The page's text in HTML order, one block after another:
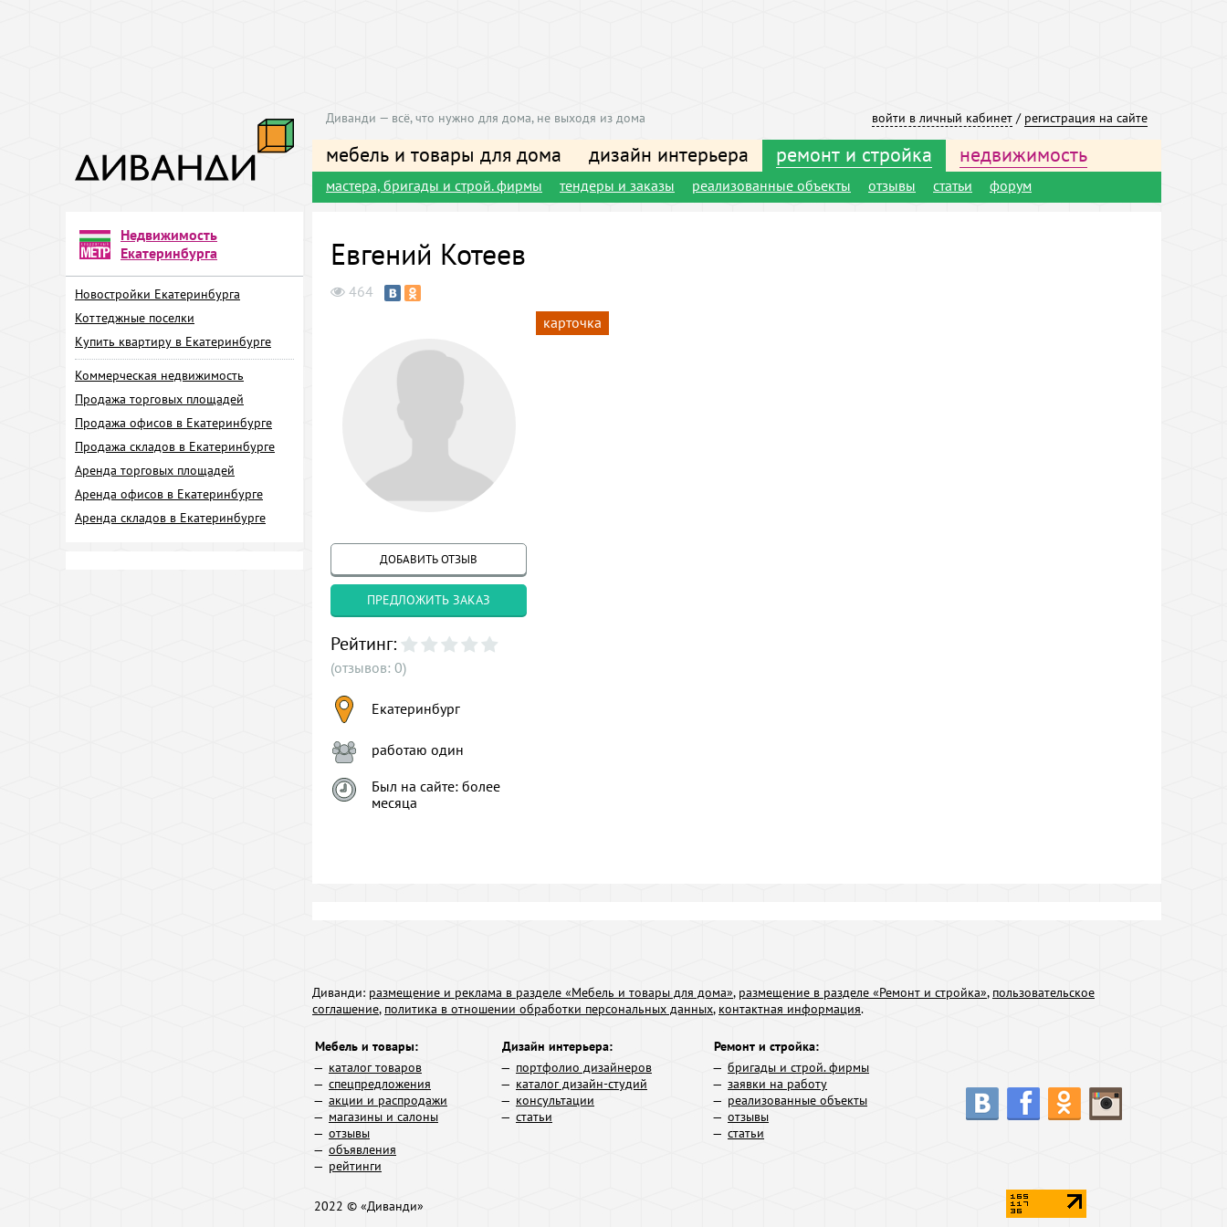
войти в личный кабинет / регистрация на сайте
Диванди — всё, что нужно для дома, не выходя из дома
мебель и товары для дома дизайн интерьера ремонт и стройка недвижимость
мастера, бригады и строй. фирмы тендеры и заказы реализованные объекты отзывы статьи форум
Недвижимость
Екатеринбурга
Новостройки Екатеринбурга
Коттеджные поселки
Купить квартиру в Екатеринбурге
Коммерческая недвижимость
Продажа торговых площадей
Продажа офисов в Екатеринбурге
Продажа складов в Екатеринбурге
Аренда торговых площадей
Аренда офисов в Екатеринбурге
Аренда складов в Екатеринбурге
Евгений Котеев
464
ДОБАВИТЬ ОТЗЫВ
ПРЕДЛОЖИТЬ ЗАКАЗ
Рейтинг:
(отзывов: 0)
Екатеринбург
работаю один
Был на сайте: более
месяца
карточка
Диванди: размещение и реклама в разделе «Мебель и товары для дома», размещение в разделе «Ремонт и стройка», пользовательское
соглашение, политика в отношении обработки персональных данных, контактная информация.
Мебель и товары:
каталог товаров
спецпредложения
акции и распродажи
магазины и салоны
отзывы
объявления
рейтинги
Дизайн интерьера:
портфолио дизайнеров
каталог дизайн-студий
консультации
статьи
Ремонт и стройка:
бригады и строй. фирмы
заявки на работу
реализованные объекты
отзывы
статьи
2022 © «Диванди»